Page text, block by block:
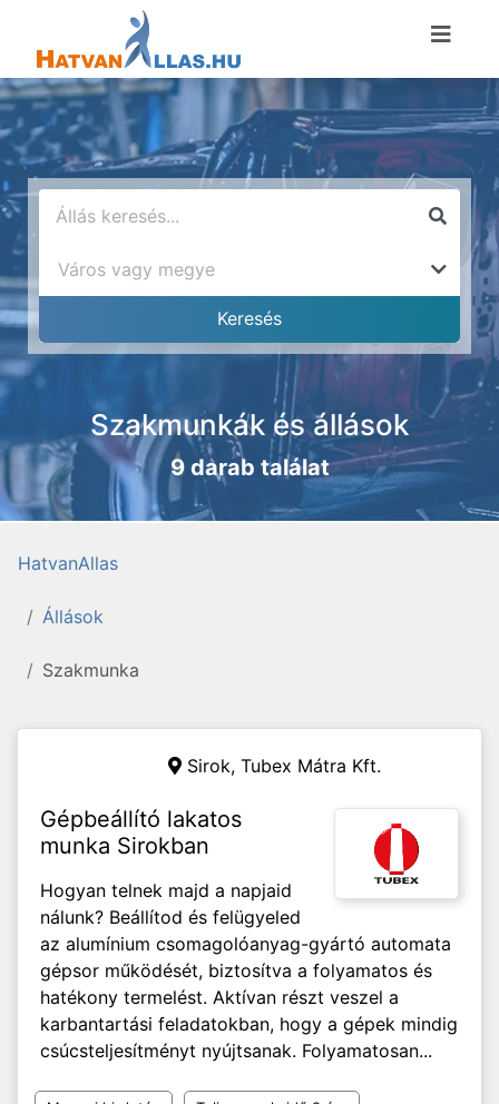
Szakmunkák és állások
9 darab találat
HatvanAllas
Állások
Szakmunka
Sirok, Tubex Mátra Kft.
Gépbeállító lakatos
munka Sirokban
Hogyan telnek majd a napjaid
nálunk? Beállítod és felügyeled
az alumínium csomagolóanyag-gyártó automata
gépsor működését, biztosítva a folyamatos és
hatékony termelést. Aktívan részt veszel a
karbantartási feladatokban, hogy a gépek mindig
csúcsteljesítményt nyújtsanak. Folyamatosan...